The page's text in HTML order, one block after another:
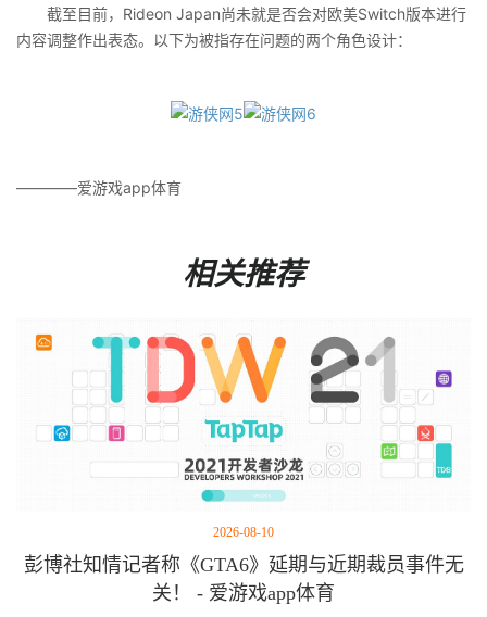
截至目前，Rideon Japan尚未就是否会对欧美Switch版本进行
内容调整作出表态。以下为被指存在问题的两个角色设计：
————爱游戏app体育
相关推荐
2026-08-10
彭博社知情记者称《GTA6》延期与近期裁员事件无
关！ - 爱游戏app体育